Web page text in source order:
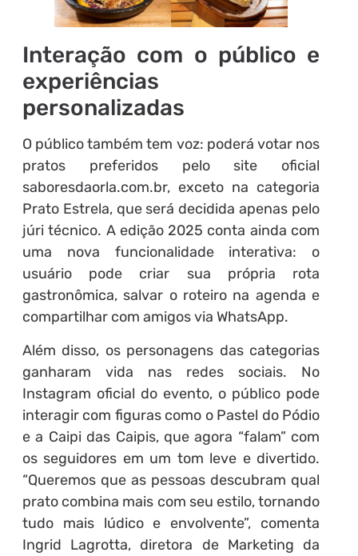
Interação com o público e
experiências
personalizadas
O público também tem voz: poderá votar nos
pratos preferidos pelo site oficial
saboresdaorla.com.br, exceto na categoria
Prato Estrela, que será decidida apenas pelo
júri técnico. A edição 2025 conta ainda com
uma nova funcionalidade interativa: o
usuário pode criar sua própria rota
gastronômica, salvar o roteiro na agenda e
compartilhar com amigos via WhatsApp.
Além disso, os personagens das categorias
ganharam vida nas redes sociais. No
Instagram oficial do evento, o público pode
interagir com figuras como o Pastel do Pódio
e a Caipi das Caipis, que agora “falam” com
os seguidores em um tom leve e divertido.
“Queremos que as pessoas descubram qual
prato combina mais com seu estilo, tornando
tudo mais lúdico e envolvente”, comenta
Ingrid Lagrotta, diretora de Marketing da